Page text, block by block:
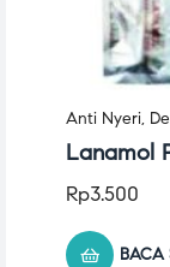
Anti Nyeri,
Lanamol
Rp3.500
BACA